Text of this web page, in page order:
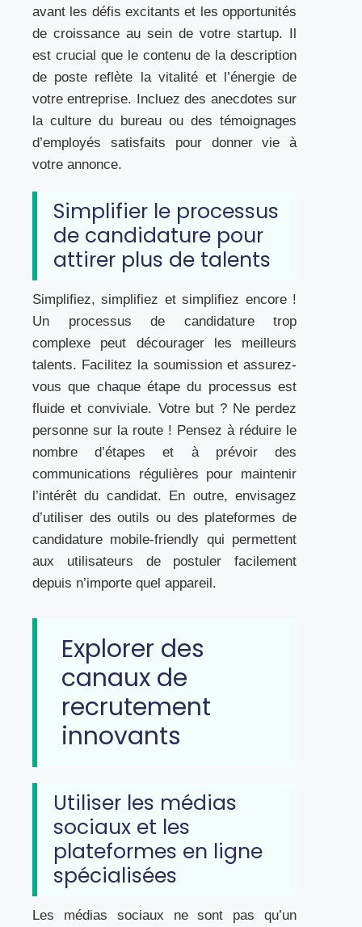
avant les défis excitants et les opportunités
de croissance au sein de votre startup. Il
est crucial que le contenu de la description
de poste reflète la vitalité et l’énergie de
votre entreprise. Incluez des anecdotes sur
la culture du bureau ou des témoignages
d’employés satisfaits pour donner vie à
votre annonce.
Simplifier le processus
de candidature pour
attirer plus de talents
Simplifiez, simplifiez et simplifiez encore !
Un processus de candidature trop
complexe peut décourager les meilleurs
talents. Facilitez la soumission et assurez-
vous que chaque étape du processus est
fluide et conviviale. Votre but ? Ne perdez
personne sur la route ! Pensez à réduire le
nombre d’étapes et à prévoir des
communications régulières pour maintenir
l’intérêt du candidat. En outre, envisagez
d’utiliser des outils ou des plateformes de
candidature mobile-friendly qui permettent
aux utilisateurs de postuler facilement
depuis n’importe quel appareil.
Explorer des
canaux de
recrutement
innovants
Utiliser les médias
sociaux et les
plateformes en ligne
spécialisées
Les médias sociaux ne sont pas qu’un